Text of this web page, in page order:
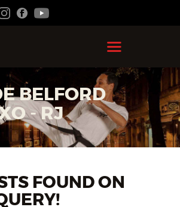
BELFORD
- RJKOBI
FOUND ON